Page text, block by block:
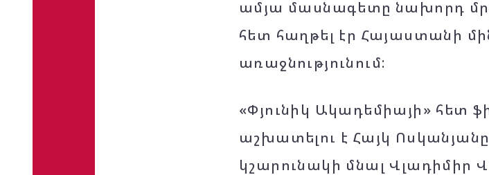
ամյա մասնագետը նախորդ
հետ հաղթել էր Հայաստանի
առաջնությունում:
«Փյունիկ Ակադեմիայի» հետ
աշխատելու է Հայկ
կշարունակի մնալ Վլադիմիր